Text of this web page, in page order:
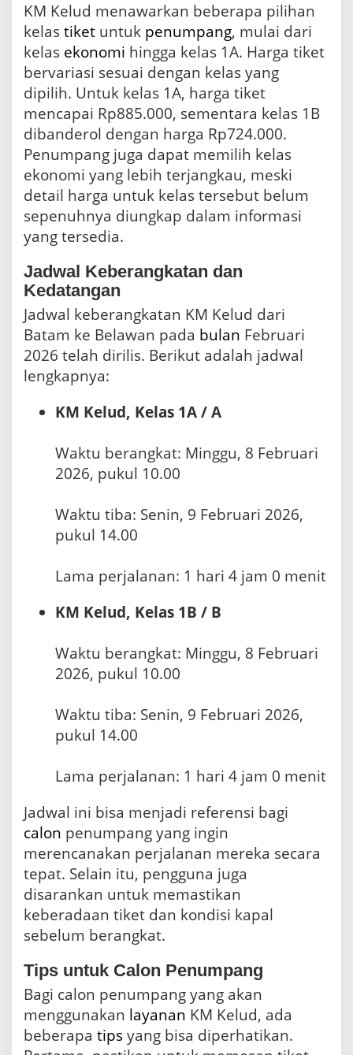
KM Kelud menawarkan beberapa pilihan
kelastiket untuk penumpang, mulai dari
kelas ekonomi hingga kelas 1A. Harga tiket
bervariasi sesuai dengan kelas yang
dipilih. Untuk kelas 1A, harga tiket
mencapai Rp885.000, sementara kelas 1B
dibanderol dengan harga Rp724.000.
Penumpang juga dapat memilih kelas
ekonomi yang lebih terjangkau, meski
detail harga untuk kelas tersebut belum
sepenuhnya diungkap dalam informasi
yang tersedia.
Jadwal Keberangkatan dan
Kedatangan
Jadwal keberangkatan KM Kelud dari
Batam ke Belawan pada bulan Februari
2026 telah dirilis. Berikut adalah jadwal
lengkapnya:
KM Kelud, Kelas 1A / A
Waktu berangkat: Minggu, 8 Februari
2026, pukul 10.00
Waktu tiba: Senin, 9 Februari 2026,
pukul 14.00
Lama perjalanan: 1 hari 4 jam 0 menit
KM Kelud, Kelas 1B / B
Waktu berangkat: Minggu, 8 Februari
2026, pukul 10.00
Waktu tiba: Senin, 9 Februari 2026,
pukul 14.00
Lama perjalanan: 1 hari 4 jam 0 menit
calon penumpang yang ingin
merencanakan perjalanan mereka secara
tepat. Selain itu, pengguna juga
disarankan untuk memastikan
keberadaan tiket dan kondisi kapal
sebelum berangkat.
Tips untuk Calon Penumpang
Bagi calon penumpang yang akan
menggunakan layanan KM Kelud, ada
beberapa tipsyang bisa diperhatikan.